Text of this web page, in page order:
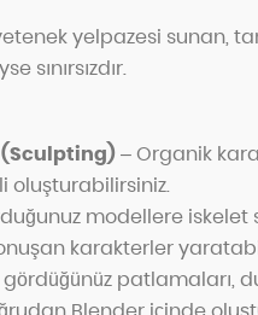
yelpazesi sunan,
sınırsızdır.
(Sculpting)– Organik
oluşturabilirsiniz.
modellere iskelet
karakterler
patlamaları,